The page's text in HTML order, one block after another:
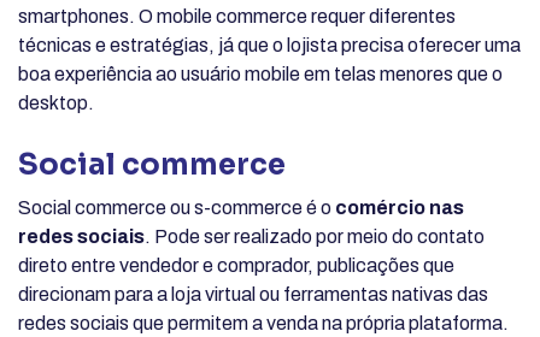
smartphones. O mobile commerce requer diferentes
técnicas e estratégias, já que o lojista precisa oferecer uma
boa experiência ao usuário mobile em telas menores que o
desktop.
Social commerce
Social commerce ou s-commerce é o comércio nas
redes sociais. Pode ser realizado por meio do contato
direto entre vendedor e comprador, publicações que
direcionam para a loja virtual ou ferramentas nativas das
redes sociais que permitem a venda na própria plataforma.